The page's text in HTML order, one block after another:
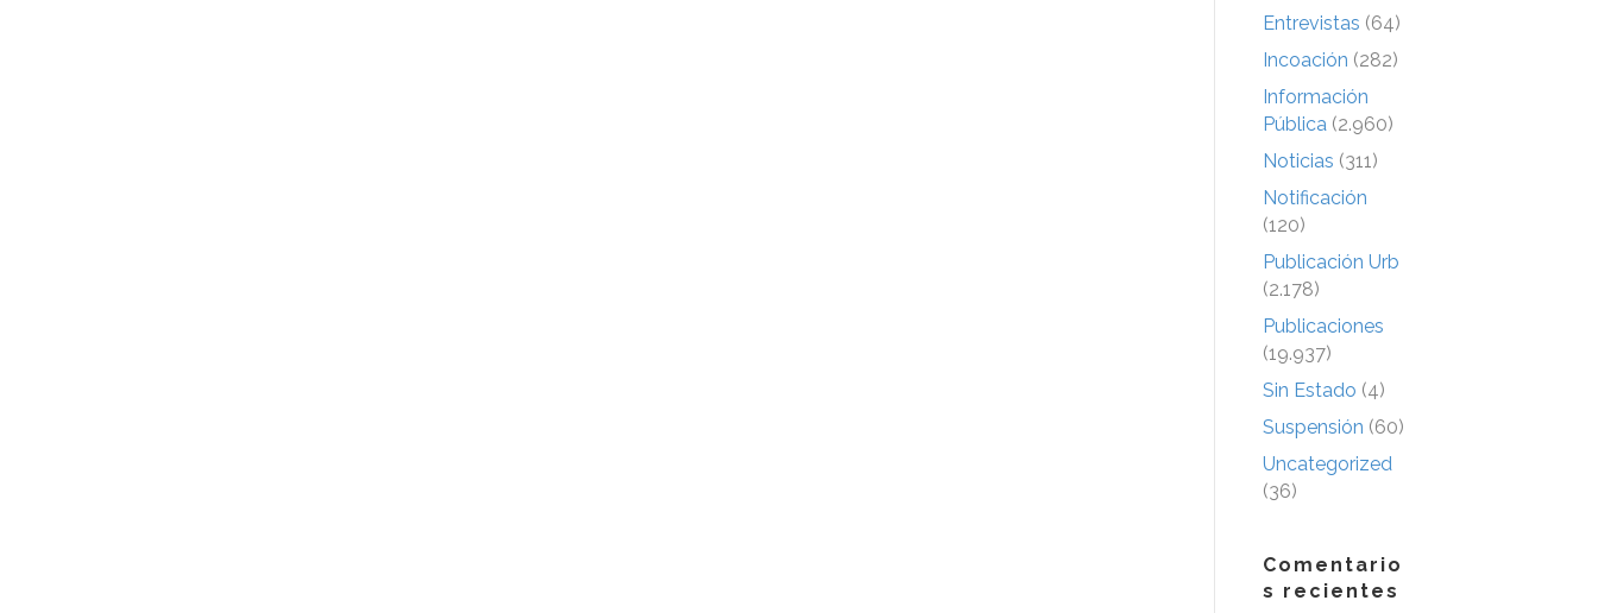
Entrevistas (64)
Incoación (282)
Información
Pública (2.960)
Noticias (311)
Notificación
(120)
Publicación Urb
(2.178)
Publicaciones
(19.937)
Sin Estado (4)
Suspensión (60)
Uncategorized
(36)
Comentario
s recientes